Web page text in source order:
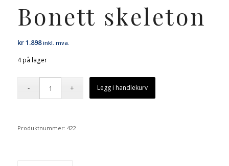
Bonett skeleton
kr1.898 inkl. mva.
4 på lager
Legg i handlekurv
Produktnummer: 422